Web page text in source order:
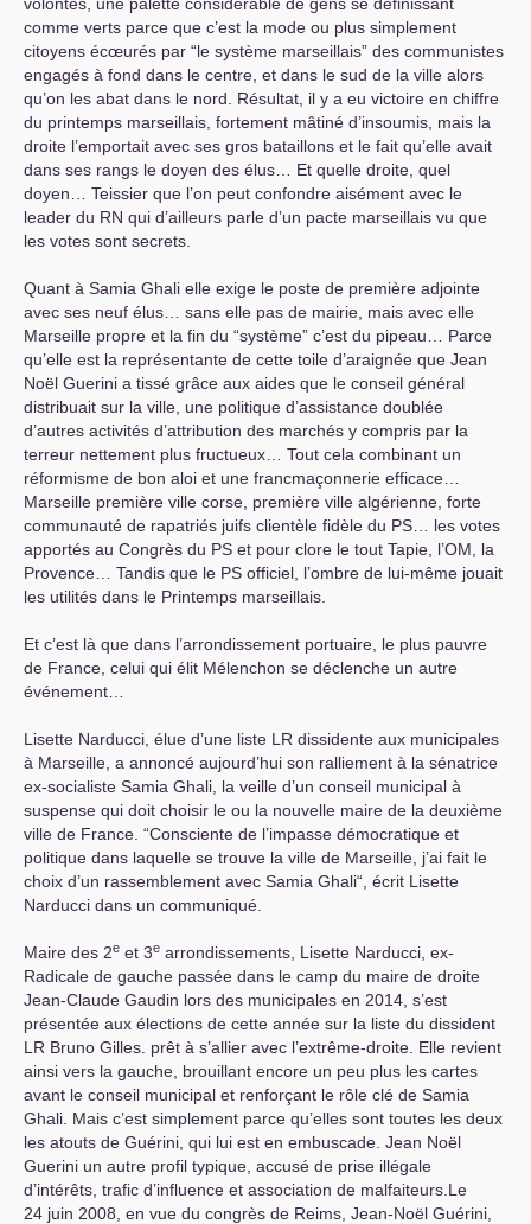
comme verts parce que c’est la mode ou plus simplement
citoyens écœurés par “le système marseillais” des communistes
engagés à fond dans le centre, et dans le sud de la ville alors
qu’on les abat dans le nord. Résultat, il y a eu victoire en chiffre
du printemps marseillais, fortement mâtiné d’insoumis, mais la
droite l’emportait avec ses gros bataillons et le fait qu’elle avait
dans ses rangs le doyen des élus… Et quelle droite, quel
doyen… Teissier que l’on peut confondre aisément avec le
leader du RN qui d’ailleurs parle d’un pacte marseillais vu que
les votes sont secrets.
Quant à Samia Ghali elle exige le poste de première adjointe
avec ses neuf élus… sans elle pas de mairie, mais avec elle
Marseille propre et la fin du “système” c’est du pipeau… Parce
qu’elle est la représentante de cette toile d’araignée que Jean
Noël Guerini a tissé grâce aux aides que le conseil général
distribuait sur la ville, une politique d’assistance doublée
d’autres activités d’attribution des marchés y compris par la
terreur nettement plus fructueux… Tout cela combinant un
réformisme de bon aloi et une francmaçonnerie efficace…
Marseille première ville corse, première ville algérienne, forte
communauté de rapatriés juifs clientèle fidèle du PS … les votes
apportés au Congrès du PS et pour clore le tout Tapie, l’OM , la
Provence… Tandis que le PS officiel, l’ombre de lui-même jouait
les utilités dans le Printemps marseillais.
Et c’est là que dans l’arrondissement portuaire, le plus pauvre
de France, celui qui élit Mélenchon se déclenche un autre
événement…
Lisette Narducci, élue d’une liste LR dissidente aux municipales
à Marseille, a annoncé aujourd’hui son ralliement à la sénatrice
ex-socialiste Samia Ghali, la veille d’un conseil municipal à
suspense qui doit choisir le ou la nouvelle maire de la deuxième
ville de France. “Consciente de l’impasse démocratique et
politique dans laquelle se trouve la ville de Marseille, j’ai fait le
choix d’un rassemblement avec Samia Ghali“, écrit Lisette
Narducci dans un communiqué.
Maire des 2e et 3e arrondissements, Lisette Narducci, ex-
Radicale de gauche passée dans le camp du maire de droite
Jean-Claude Gaudin lors des municipales en 2014, s’est
présentée aux élections de cette année sur la liste du dissident
LR Bruno Gilles. prêt à s’allier avec l’extrême-droite. Elle revient
ainsi vers la gauche, brouillant encore un peu plus les cartes
avant le conseil municipal et renforçant le rôle clé de Samia
Ghali. Mais c’est simplement parce qu’elles sont toutes les deux
les atouts de Guérini, qui lui est en embuscade. Jean Noël
Guerini un autre profil typique, accusé de prise illégale
d’intérêts, trafic d’influence et association de malfaiteurs.Le
24 juin 2008, en vue du congrès de Reims, Jean-Noël Guérini,